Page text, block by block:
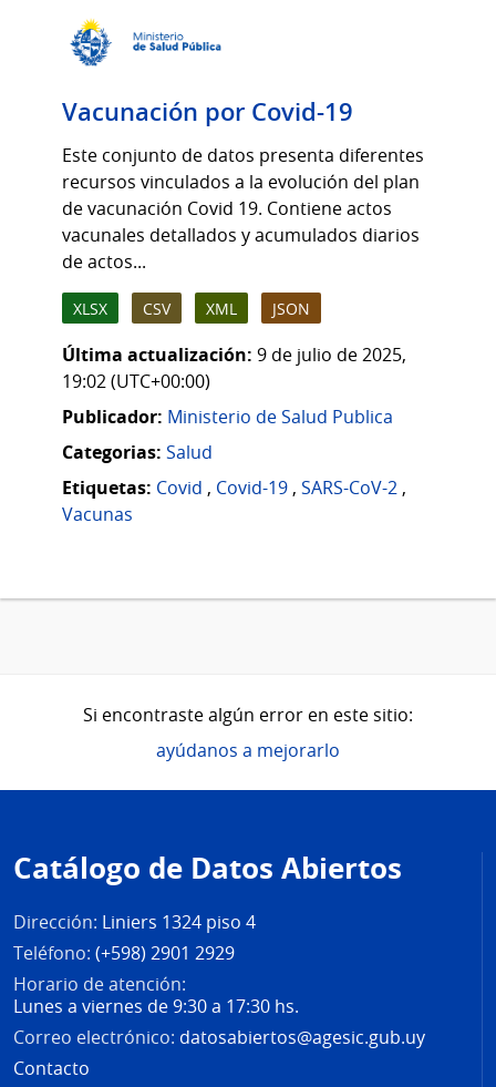
Vacunación por Covid-19
Este conjunto de datos presenta diferentes
recursos vinculados a la evolución del plan
de vacunación Covid 19. Contiene actos
vacunales detallados y acumulados diarios
de actos...
XLSX CSV XML JSON
Última actualización: 9 de julio de 2025,
19:02 (UTC+00:00)
Publicador: Ministerio de Salud Publica
Categorias: Salud
Etiquetas: Covid , Covid-19 , SARS-CoV-2 ,
Vacunas
Si encontraste algún error en este sitio:
ayúdanos a mejorarlo
de
página
Catálogo de Datos Abiertos
Dirección: Liniers 1324 piso 4
Teléfono: (+598) 2901 2929
Horario de atención:
Lunes a viernes de 9:30 a 17:30 hs.
Correo electrónico: datosabiertos@agesic.gub.uy
Contacto